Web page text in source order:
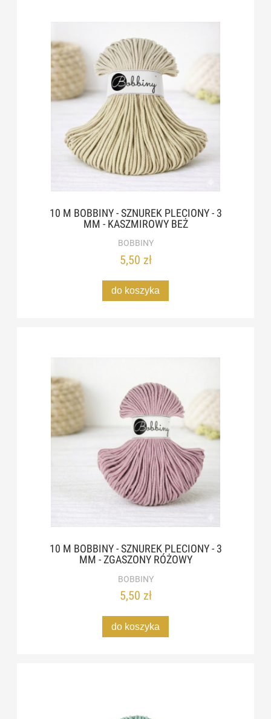
10 M BOBBINY - SZNUREK PLECIONY - 3
MM - KASZMIROWY BEŻ
BOBBINY
5,50 zł
do koszyka
10 M BOBBINY - SZNUREK PLECIONY - 3
MM - ZGASZONY RÓŻOWY
BOBBINY
5,50 zł
do koszyka